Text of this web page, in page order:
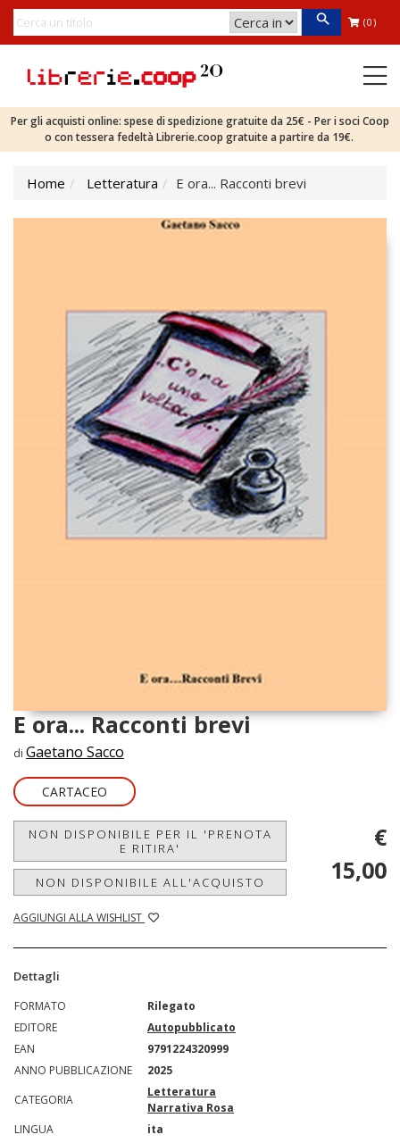
(0)
Per gli acquisti online: spese di spedizione gratuite da 25€ - Per i soci Coop
o con tessera fedeltà Librerie.coop gratuite a partire da 19€.
Home Letteratura E ora... Racconti brevi
E ora... Racconti brevi
di Gaetano Sacco
CARTACEO
NON DISPONIBILE PER IL 'PRENOTA
E RITIRA'
NON DISPONIBILE ALL'ACQUISTO
AGGIUNGI ALLA WISHLIST
€
15,00
Dettagli
FORMATO
Rilegato
EDITORE
Autopubblicato
EAN
9791224320999
ANNO PUBBLICAZIONE
2025
CATEGORIA
Letteratura
Narrativa Rosa
LINGUA
ita